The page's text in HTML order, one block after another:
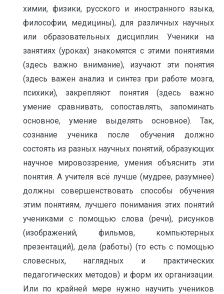
химии, физики, русского и иностранного языка,
философии, медицины), для различных научных
или образовательных дисциплин. Ученики на
занятиях (уроках) знакомятся с этими понятиями
(здесь важно внимание), изучают эти понятия
(здесь важен анализ и синтез при работе мозга,
психики), закрепляют понятия (здесь важно
умение сравнивать, сопоставлять, запоминать
основное, умение выделять основное). Так,
сознание ученика после обучения должно
состоять из разных научных понятий, образующих
научное мировоззрение, умения объяснить эти
понятия. А учителя всё лучше (мудрее, разумнее)
должны совершенствовать способы обучения
этим понятиям, лучшего понимания этих понятий
учениками с помощью слова (речи), рисунков
(изображений, фильмов, компьютерных
презентаций), дела (работы) (то есть с помощью
словесных, наглядных и практических
педагогических методов) и форм их организации.
Или по крайней мере нужно научить учеников